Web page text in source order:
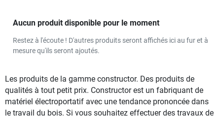
Aucun produit disponible pour le moment
Restez à l'écoute ! D'autres produits seront affichés ici au fur et à
mesure qu'ils seront ajoutés.
Les produits de la gamme constructor. Des produits de
qualités à tout petit prix. Constructor est un fabriquant de
matériel électroportatif avec une tendance prononcée dans
le travail du bois. Si vous souhaitez effectuer des travaux de